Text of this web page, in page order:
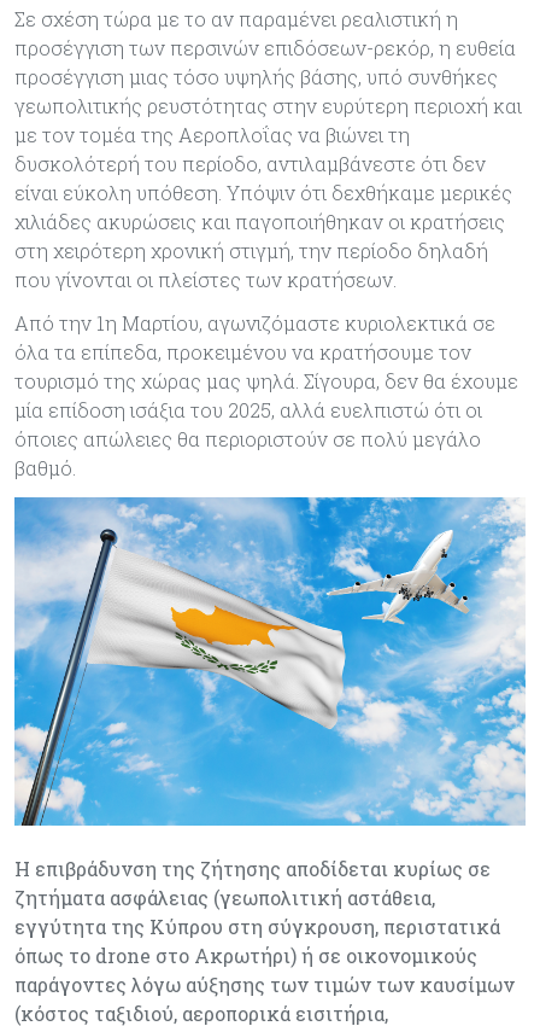
Σε σχέση τώρα με το αν παραμένει ρεαλιστική η
προσέγγιση των περσινών επιδόσεων-ρεκόρ, η ευθεία
προσέγγιση μιας τόσο υψηλής βάσης, υπό συνθήκες
γεωπολιτικής ρευστότητας στην ευρύτερη περιοχή και
με τον τομέα της Αεροπλοΐας να βιώνει τη
δυσκολότερή του περίοδο, αντιλαμβάνεστε ότι δεν
είναι εύκολη υπόθεση. Υπόψιν ότι δεχθήκαμε μερικές
χιλιάδες ακυρώσεις και παγοποιήθηκαν οι κρατήσεις
στη χειρότερη χρονική στιγμή, την περίοδο δηλαδή
που γίνονται οι πλείστες των κρατήσεων.
Από την 1η Μαρτίου, αγωνιζόμαστε κυριολεκτικά σε
όλα τα επίπεδα, προκειμένου να κρατήσουμε τον
τουρισμό της χώρας μας ψηλά. Σίγουρα, δεν θα έχουμε
μία επίδοση ισάξια του 2025, αλλά ευελπιστώ ότι οι
όποιες απώλειες θα περιοριστούν σε πολύ μεγάλο
βαθμό.
Η επιβράδυνση της ζήτησης αποδίδεται κυρίως σε
ζητήματα ασφάλειας (γεωπολιτική αστάθεια,
εγγύτητα της Κύπρου στη σύγκρουση, περιστατικά
όπως το drone στο Ακρωτήρι) ή σε οικονομικούς
παράγοντες λόγω αύξησης των τιμών των καυσίμων
(κόστος ταξιδιού, αεροπορικά εισιτήρια,